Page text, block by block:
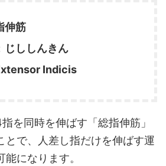
伸筋
じししんきん
Indicis
を同時を伸ばす「総指伸筋」
とで、人差し指だけを伸ばす運
になります。